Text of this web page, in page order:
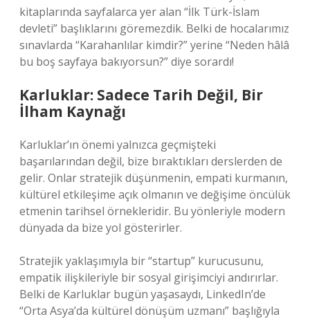
kitaplarında sayfalarca yer alan “İlk Türk-İslam
devleti” başlıklarını göremezdik. Belki de hocalarımız
sınavlarda “Karahanlılar kimdir?” yerine “Neden hâlâ
bu boş sayfaya bakıyorsun?” diye sorardı!
Karluklar: Sadece Tarih Değil, Bir
İlham Kaynağı
Karluklar’ın önemi yalnızca geçmişteki
başarılarından değil, bize bıraktıkları derslerden de
gelir. Onlar stratejik düşünmenin, empati kurmanın,
kültürel etkileşime açık olmanın ve değişime öncülük
etmenin tarihsel örnekleridir. Bu yönleriyle modern
dünyada da bize yol gösterirler.
Stratejik yaklaşımıyla bir “startup” kurucusunu,
empatik ilişkileriyle bir sosyal girişimciyi andırırlar.
Belki de Karluklar bugün yaşasaydı, LinkedIn’de
“Orta Asya’da kültürel dönüşüm uzmanı” başlığıyla